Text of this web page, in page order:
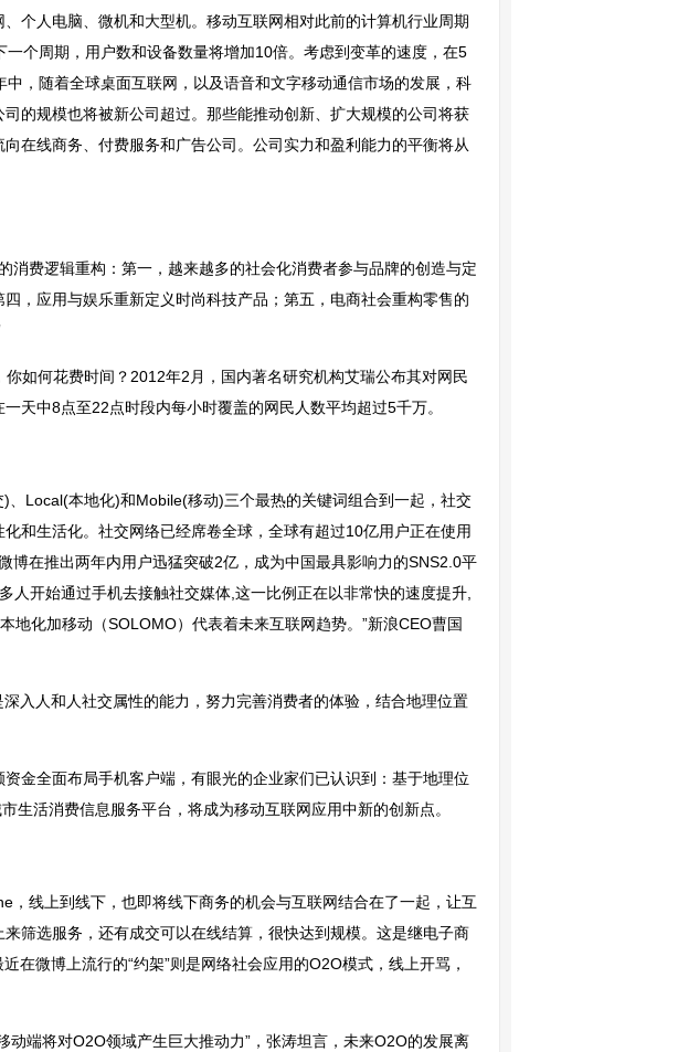
个人电脑、微机和大型机。移动互联网相对此前的计算机行业周期
个周期，用户数和设备数量将增加10倍。考虑到变革的速度，在5
，随着全球桌面互联网，以及语音和文字移动通信市场的发展，科
的规模也将被新公司超过。那些能推动创新、扩大规模的公司将获
在线商务、付费服务和广告公司。公司实力和盈利能力的平衡将从
消费逻辑重构：第一，越来越多的社会化消费者参与品牌的创造与定
，应用与娱乐重新定义时尚科技产品；第五，电商社会重构零售的
如何花费时间？2012年2月，国内著名研究机构艾瑞公布其对网民
天中8点至22点时段内每小时覆盖的网民人数平均超过5千万。
Local(本地化)和Mobile(移动)三个最热的关键词组合到一起，社交
和生活化。社交网络已经席卷全球，全球有超过10亿用户正在使用
在推出两年内用户迅猛突破2亿，成为中国最具影响力的SNS2.0平
开始通过手机去接触社交媒体,这一比例正在以非常快的速度提升,
地化加移动（SOLOMO）代表着未来互联网趋势。”新浪CEO曹国
入人和人社交属性的能力，努力完善消费者的体验，结合地理位置
金全面布局手机客户端，有眼光的企业家们已认识到：基于地理位
活消费信息服务平台，将成为移动互联网应用中新的创新点。
线上到线下，也即将线下商务的机会与互联网结合在了一起，让互
筛选服务，还有成交可以在线结算，很快达到规模。这是继电子商
微博上流行的“约架”则是网络社会应用的O2O模式，线上开骂，
端将对O2O领域产生巨大推动力”，张涛坦言，未来O2O的发展离